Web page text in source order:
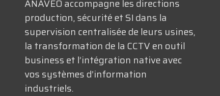
NOUS CONTACTER
ANAVEO accompagne les directions
production, sécurité et SI dans la
supervision centralisée de leurs usines,
la transformation de la CCTV en outil
business et l’intégration native avec
vos systèmes d’information
industriels.